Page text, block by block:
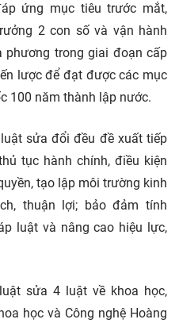
ứng mục tiêu trước mắt,
2 con số và vận hành
phương trong giai đoạn cấp
lược để đạt được các mục
100 năm thành lập nước.
sửa đổi đều đề xuất tiếp
tục hành chính, điều kiện
tạo lập môi trường kinh
thuận lợi; bảo đảm tính
luật và nâng cao hiệu lực,
sửa 4 luật về khoa học,
học và Công nghệ Hoàng